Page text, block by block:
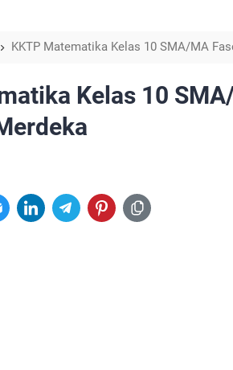
KKTP Matematika Kelas 10 SMA/MA
Kelas 10